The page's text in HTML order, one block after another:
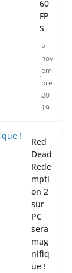
60
FP
S
5
nov
em
bre
20
19
Red
Dead
Rede
mpti
on 2
sur
PC
sera
mag
nifiq
ue !